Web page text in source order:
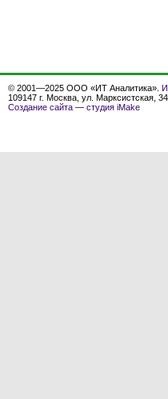
© 2001—2025 ООО «ИТ Аналитика».
109147 г. Москва, ул. Марксистская,
Создание сайта — студия iMake